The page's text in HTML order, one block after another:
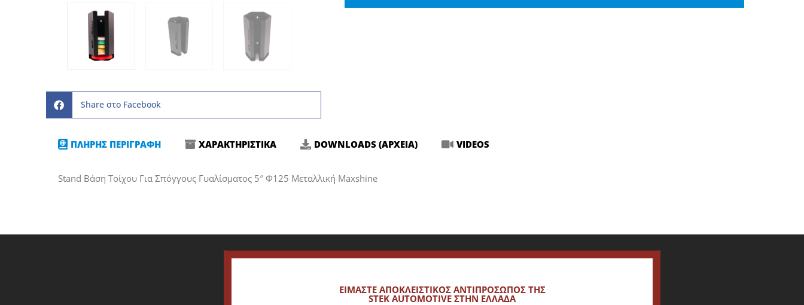
Share στο Facebook
ΠΛΗΡΗΣ ΠΕΡΙΓΡΑΦΗ ΧΑΡΑΚΤΗΡΙΣΤΙΚΑ DOWNLOADS (ΑΡΧΕΙΑ) VIDEOS
Stand Βάση Τοίχου Για Σπόγγους Γυαλίσματος 5″ Φ125 Μεταλλική Maxshine
ΕΙΜΑΣΤΕ ΑΠΟΚΛΕΙΣΤΙΚΟΣ ΑΝΤΙΠΡΟΣΩΠΟΣ ΤΗΣ
STEK AUTOMOTIVE ΣΤΗΝ ΕΛΛΑΔΑ